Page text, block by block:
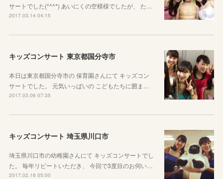
サートでした(*^^*) あいにくの空模様でしたが、 た…
2017.03.14 04:15
キッズコンサート 東京都国分寺市
本日は東京都国分寺市の 保育園さんにて キッズコン
サートでした。 元気いっぱいの こどもたちに囲ま…
2017.03.06 07:35
キッズコンサート 埼玉県川口市
埼玉県川口市の幼稚園さんにて キッズコンサートでし
た。 毎年リピートいただき、 今回で3度目のお伺い…
2017.02.16 05:00